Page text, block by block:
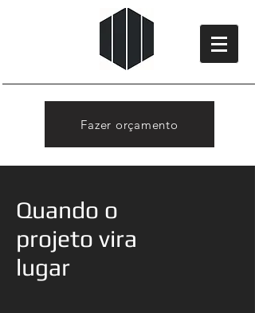
Fazer orçamento
Quando o
projeto vira
lugar